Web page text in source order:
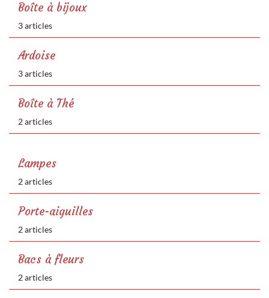
Boîte à bijoux
3 articles
Ardoise
3 articles
Boîte à Thé
2 articles
Lampes
2 articles
Porte-aiguilles
2 articles
Bacs à fleurs
2 articles